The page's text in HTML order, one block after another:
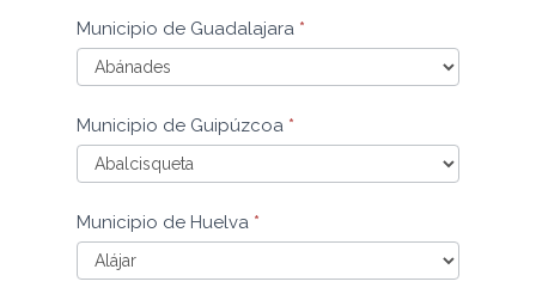
de
Granada
Municipio de Guadalajara *
de
Guadalajara
Municipio de Guipúzcoa *
de
Guipúzcoa
Municipio de Huelva *